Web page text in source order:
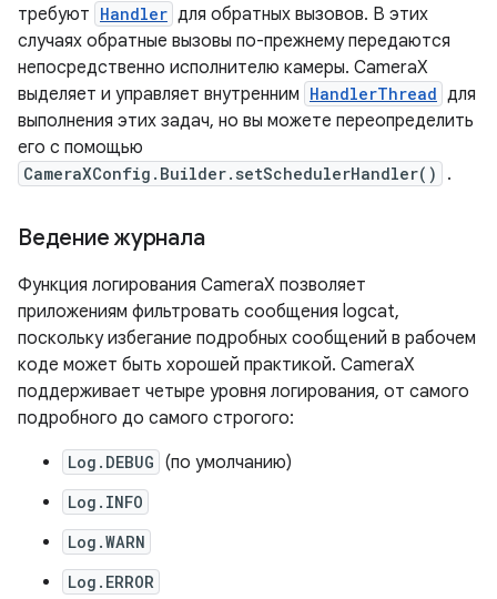
требуют Handler для обратных вызовов. В этих
случаях обратные вызовы по-прежнему передаются
непосредственно исполнителю камеры. CameraX
выделяет и управляет внутренним HandlerThread для
выполнения этих задач, но вы можете переопределить
его с помощью
CameraXConfig.Builder.setSchedulerHandler() .
Ведение журнала
Функция логирования CameraX позволяет
приложениям фильтровать сообщения logcat,
поскольку избегание подробных сообщений в рабочем
коде может быть хорошей практикой. CameraX
поддерживает четыре уровня логирования, от самого
подробного до самого строгого:
Log.DEBUG (по умолчанию)
Log.INFO
Log.WARN
Log.ERROR